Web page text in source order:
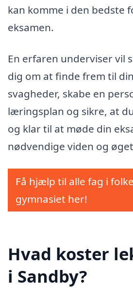
kan komme i den bedste
eksamen.
En erfaren underviser vil
dig om at finde frem til
svagheder, skabe en
læringsplan og sikre, at
og klar til at møde din
nødvendige viden og
Få hjælp til alle fag i
gymnasiet her!
Hvad koster
i Sandby?